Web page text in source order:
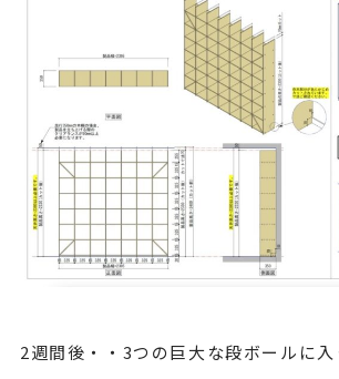
2週間後・・3つの巨大な段ボールに入